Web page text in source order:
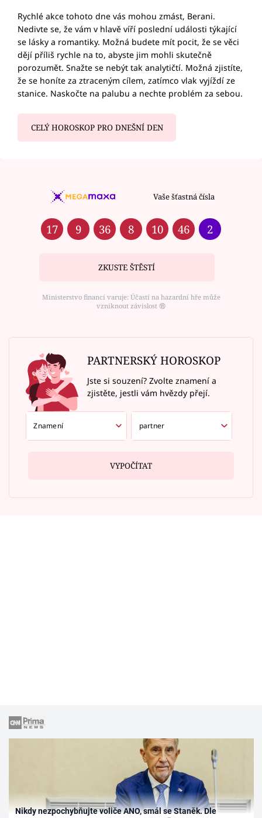
Rychlé akce tohoto dne vás mohou zmást, Berani.
Nedivte se, že vám v hlavě víří poslední události týkající
se lásky a romantiky. Možná budete mít pocit, že se věci
dějí příliš rychle na to, abyste jim mohli skutečně
porozumět. Snažte se nebýt tak analytičtí. Možná zjistíte,
že se honíte za ztraceným cílem, zatímco vlak vyjíždí ze
stanice. Naskočte na palubu a nechte problém za sebou.
CELÝ HOROSKOP PRO DNEŠNÍ DEN
Vaše šťastná čísla
17 9 36 8 10 46 2
ZKUSTE ŠTĚSTÍ
Ministerstvo financí varuje: Účastí na hazardní hře může
vzniknout závislost ⑱
PARTNERSKÝ HOROSKOP
Jste si souzení? Zvolte znamení a
zjistěte, jestli vám hvězdy přejí.
VYPOČÍTAT
Nikdy nezpochybňujte voliče ANO, smál se Staněk. Dle